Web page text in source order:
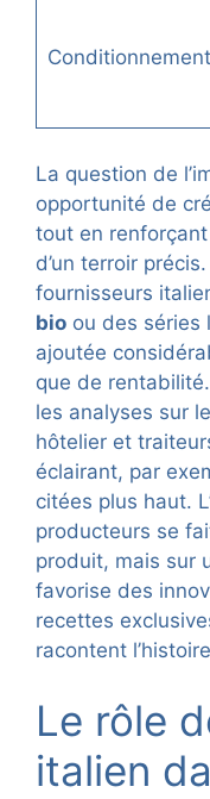
Conditionnement
La question de
opportunité de
tout en
d’un terroir
fournisseurs
bio ou des séries
ajoutée
que de
les analyses sur
hôtelier et
éclairant, par
citées plus haut.
producteurs se
produit, mais sur
favorise des
recettes
racontent
Le rôle
italien